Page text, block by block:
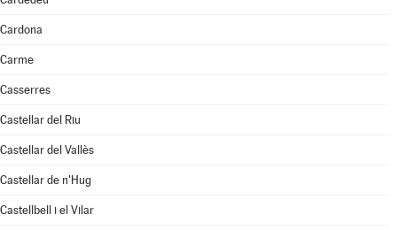
Cardona
Carme
Casserres
Castellar del Riu
Castellar del Vallès
Castellar de n'Hug
Castellbell i el Vilar